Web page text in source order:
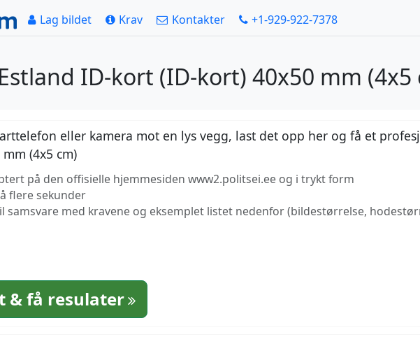
Lag bildet Krav Kontakter +1-929-922-7378
ID-kort (ID-kort) 40x50 mm
eller kamera mot en lys vegg, last det opp her og få et
(4x5 cm)
på den offisielle hjemmesiden www2.politsei.ee og i trykt form
flere sekunder
samsvare med kravene og eksemplet listet nedenfor (bildestørrelse,
& få resulater